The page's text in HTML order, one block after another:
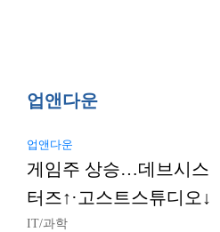
업앤다운
업앤다운
게임주 상승…데브시스
터즈↑·고스트스튜디오↓
IT/과학